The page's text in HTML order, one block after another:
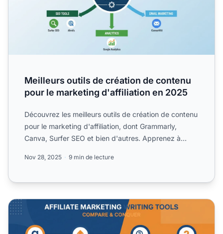
Meilleurs outils de création de contenu
pour le marketing d'affiliation en 2025
Découvrez les meilleurs outils de création de contenu
pour le marketing d'affiliation, dont Grammarly,
Canva, Surfer SEO et bien d'autres. Apprenez à
Nov 28, 2025 9 min de lecture
Meilleurs outils pour l’écriture en marketing d’affiliation